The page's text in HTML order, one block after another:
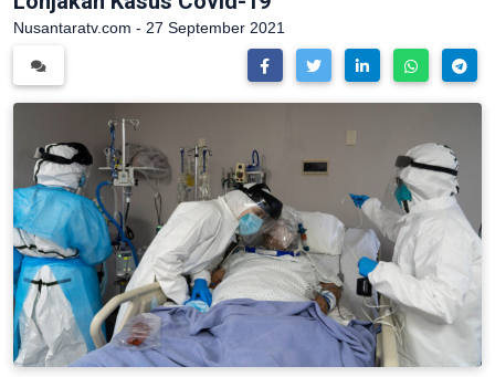
Nusantaratv.com - 27 September 2021